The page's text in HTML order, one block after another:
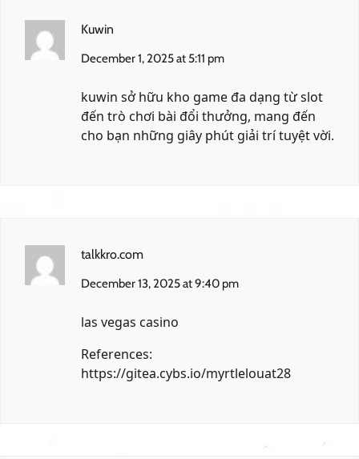
Kuwin
December 1, 2025 at 5:11 pm
kuwin sở hữu kho game đa dạng từ slot
đến trò chơi bài đổi thưởng, mang đến
cho bạn những giây phút giải trí tuyệt vời.
talkkro.com
December 13, 2025 at 9:40 pm
las vegas casino
References:
https://gitea.cybs.io/myrtlelouat28